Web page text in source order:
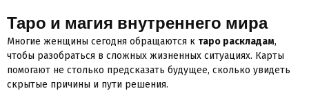
Таро и магия внутреннего мира
Многие женщины сегодня обращаются к таро раскладам,
чтобы разобраться в сложных жизненных ситуациях. Карты
помогают не столько предсказать будущее, сколько увидеть
скрытые причины и пути решения.